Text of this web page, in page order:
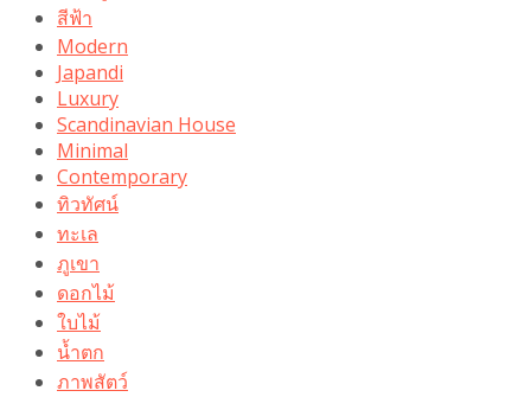
สีฟ้า
Modern
Japandi
Luxury
Scandinavian House
Minimal
Contemporary
ทิวทัศน์
ทะเล
ภูเขา
ดอกไม้
ใบไม้
น้ำตก
ภาพสัตว์